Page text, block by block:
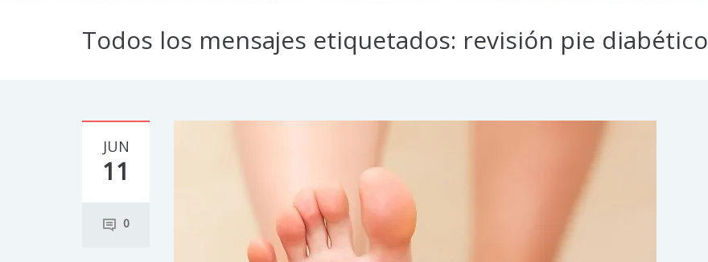
Todos los mensajes etiquetados: revisión pie diabético
JUN
11
0